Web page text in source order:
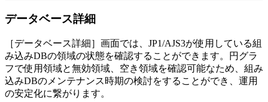
データベース詳細
［データベース詳細］画面では、JP1/AJS3が使用している組
み込みDBの領域の状態を確認することができます。円グラ
フで使用領域と無効領域、空き領域を確認可能なため、組み
込みDBのメンテナンス時期の検討をすることができ、運用
の安定化に繋がります。